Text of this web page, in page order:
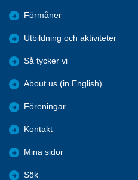
Förmåner
Utbildning och aktiviteter
Så tycker vi
About us (in English)
Föreningar
Kontakt
Mina sidor
Sök